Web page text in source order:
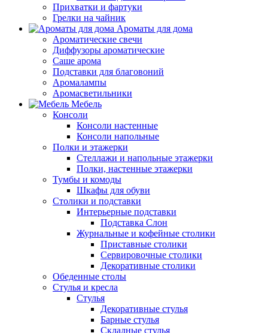
Прихватки и фартуки
Грелки на чайник
Ароматы для дома
Ароматические свечи
Диффузоры ароматические
Саше арома
Подставки для благовоний
Аромалампы
Аромасветильники
Мебель
Консоли
Консоли настенные
Консоли напольные
Полки и этажерки
Стеллажи и напольные этажерки
Полки, настенные этажерки
Тумбы и комоды
Шкафы для обуви
Столики и подставки
Интерьерные подставки
Подставка Слон
Журнальные и кофейные столики
Приставные столики
Сервировочные столики
Декоративные столики
Обеденные столы
Стулья и кресла
Стулья
Декоративные стулья
Барные стулья
Складные стулья